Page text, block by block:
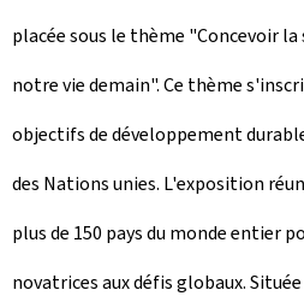
placée sous le thème "Concevoir
notre vie demain". Ce thème
objectifs de développement
des Nations unies. L'exposition
plus de 150 pays du monde entier
novatrices aux défis globaux.